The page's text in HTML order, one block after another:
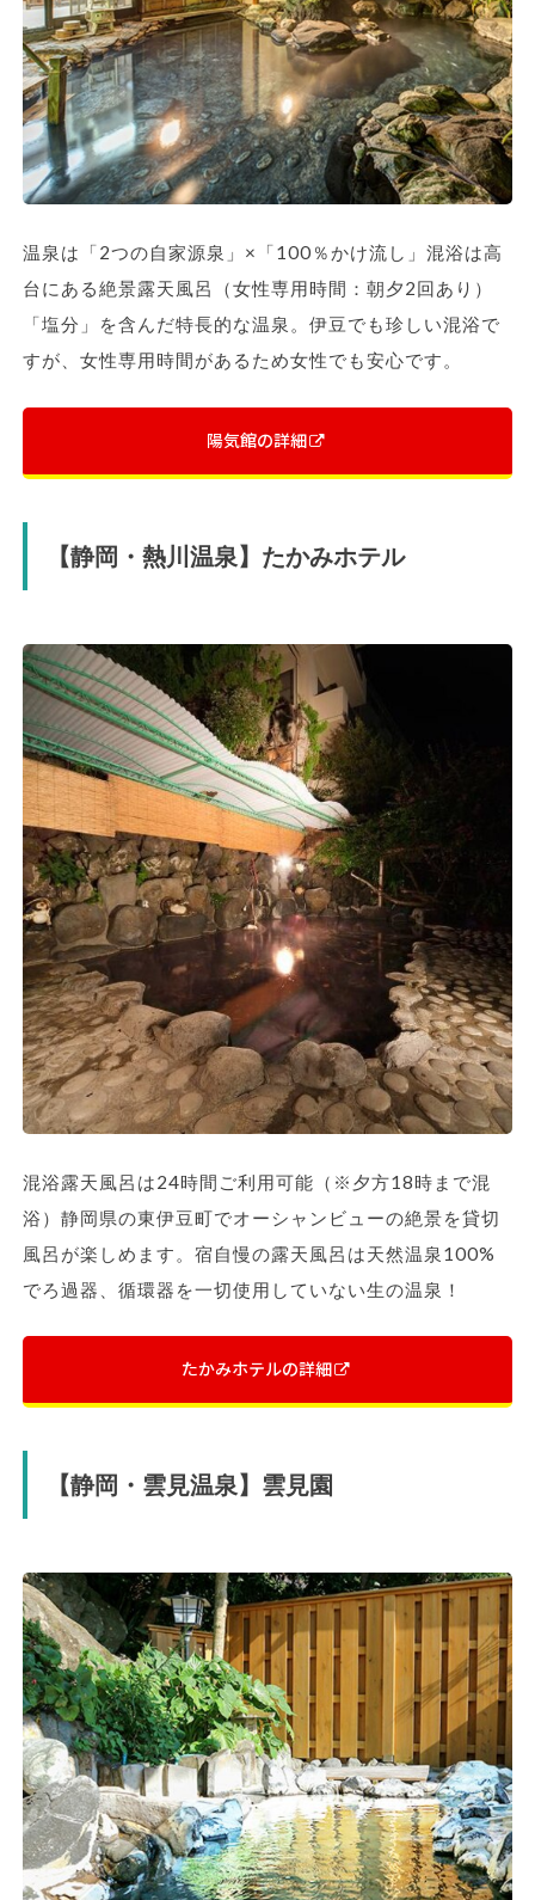
温泉は「2つの自家源泉」×「100％かけ流し」混浴は高
台にある絶景露天風呂（女性専用時間：朝夕2回あり）
「塩分」を含んだ特長的な温泉。伊豆でも珍しい混浴で
すが、女性専用時間があるため女性でも安心です。
陽気館の詳細
【静岡・熱川温泉】たかみホテル
混浴露天風呂は24時間ご利用可能（※夕方18時まで混
浴）静岡県の東伊豆町でオーシャンビューの絶景を貸切
風呂が楽しめます。宿自慢の露天風呂は天然温泉100%
でろ過器、循環器を一切使用していない生の温泉！
たかみホテルの詳細
【静岡・雲見温泉】雲見園